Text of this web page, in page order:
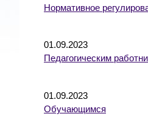
Нормативное
01.09.2023
Педагогическим
01.09.2023
Обучающимся